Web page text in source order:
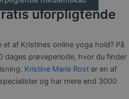
uforpligtende
af Kristines online yoga hold? På
dages prøveperiode, hvor du finder
Kristine Marie Rost er en af
og har mere end 3000